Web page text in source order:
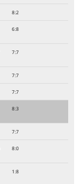
8:2
6:8
7:7
7:7
7:7
8:3
7:7
8:0
1:8